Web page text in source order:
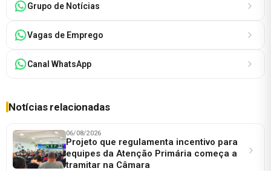
Grupo de Notícias
Vagas de Emprego
Canal WhatsApp
Notícias relacionadas
06/08/2026
Projeto que regulamenta incentivo para
equipes da Atenção Primária começa a
tramitar na Câmara